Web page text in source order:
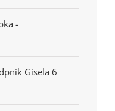
-
Gisela 6